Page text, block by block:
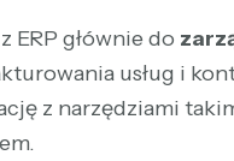
ERP głównie do
usług i
z narzędziami